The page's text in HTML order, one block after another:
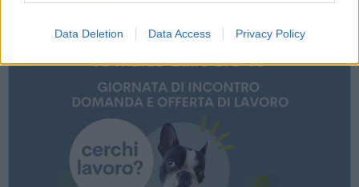
Data Deletion Data Access Privacy Policy